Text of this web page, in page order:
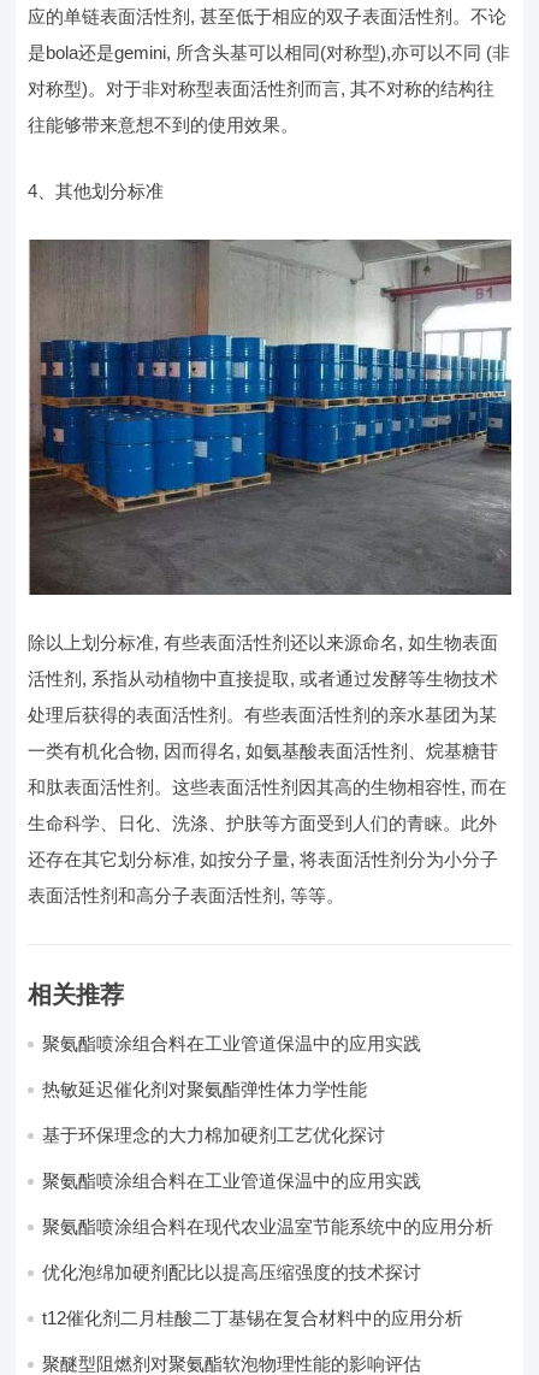
应的单链表面活性剂, 甚至低于相应的双子表面活性剂。不论
是bola还是gemini, 所含头基可以相同(对称型),亦可以不同 (非
对称型)。对于非对称型表面活性剂而言, 其不对称的结构往
往能够带来意想不到的使用效果。
4、其他划分标准
除以上划分标准, 有些表面活性剂还以来源命名, 如生物表面
活性剂, 系指从动植物中直接提取, 或者通过发酵等生物技术
处理后获得的表面活性剂。有些表面活性剂的亲水基团为某
一类有机化合物, 因而得名, 如氨基酸表面活性剂、烷基糖苷
和肽表面活性剂。这些表面活性剂因其高的生物相容性, 而在
生命科学、日化、洗涤、护肤等方面受到人们的青睐。此外
还存在其它划分标准, 如按分子量, 将表面活性剂分为小分子
表面活性剂和高分子表面活性剂, 等等。
相关推荐
聚氨酯喷涂组合料在工业管道保温中的应用实践
热敏延迟催化剂对聚氨酯弹性体力学性能
基于环保理念的大力棉加硬剂工艺优化探讨
聚氨酯喷涂组合料在工业管道保温中的应用实践
聚氨酯喷涂组合料在现代农业温室节能系统中的应用分析​
优化泡绵加硬剂配比以提高压缩强度的技术探讨
t12催化剂二月桂酸二丁基锡在复合材料中的应用分析
聚醚型阻燃剂对聚氨酯软泡物理性能的影响评估​